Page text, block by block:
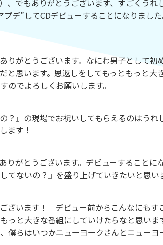
、でもありがとうございます、すごくうれし
デ”してCDデビューすることになりまし
りがとうございます。なにわ男子として初
と思います。恩返しをしてもっともっと
のでよろしくお願いします。
？』の現場でお祝いしてもらえるのはうれ
ます！
りがとうございます。デビューすることに
てないの？』を盛り上げていきたいと思い
ざいます！ デビュー前からこんなにもす
っと大きな番組にしていけたらなと思いま
僕らはいつかニューヨークさんとニューヨ